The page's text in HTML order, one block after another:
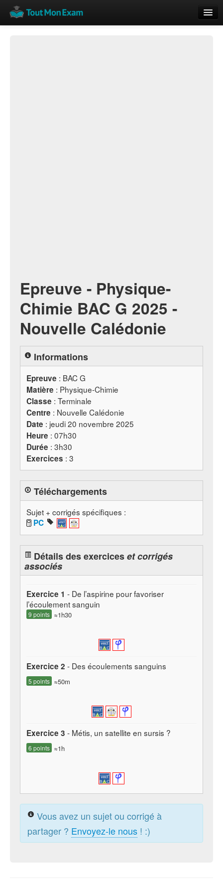
Epreuve - Physique-
Chimie BAC G 2025 -
Nouvelle Calédonie
Informations
Epreuve : BACG
Matière : Physique-Chimie
Classe : Terminale
Centre : Nouvelle Calédonie
Date : jeudi 20 novembre 2025
Heure : 07h30
Durée : 3h30
Exercices : 3
Téléchargements
Sujet + corrigés spécifiques :
PC
Détails des exerciceset corrigés
associés
Exercice 1 - De l’aspirine pour favoriser
l’écoulement sanguin
9 points ≈1h30
Exercice 2 - Des écoulements sanguins
5 points ≈50m
Exercice 3 - Métis, un satellite en sursis ?
6 points ≈1h
Vous avez un sujet ou corrigé à
partager ? Envoyez-le nous ! :)